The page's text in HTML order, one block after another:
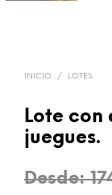
INICIO / LOTES
Lote con
juegues.
Desde: